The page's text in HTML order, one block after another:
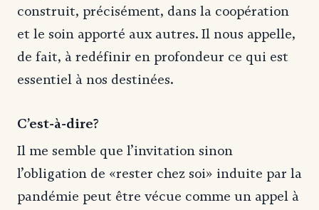
construit, précisément, dans la coopération
et le soin apporté aux autres. Il nous appelle,
de fait, à redéfinir en profondeur ce qui est
essentiel à nos destinées.
C’est-à-dire?
Il me semble que l’invitation sinon
l’obligation de «rester chez soi» induite par la
pandémie peut être vécue comme un appel à